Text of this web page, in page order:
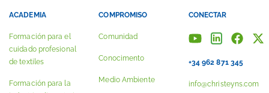
ACADEMIA
Formación para el
cuidado profesional
de textiles
Formación para la
COMPROMISO
Comunidad
Conocimento
Medio Ambiente
CONECTAR
+34 962 871 345
info@christeyns.com